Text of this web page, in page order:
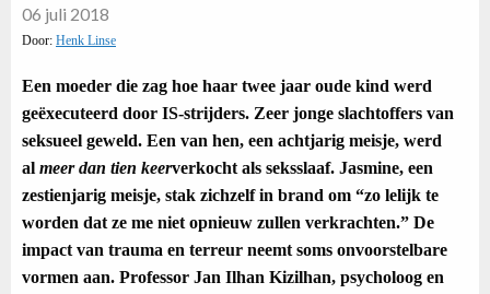
06 juli 2018
Door: Henk Linse
Een moeder die zag hoe haar twee jaar oude kind werd
geëxecuteerd door IS-strijders. Zeer jonge slachtoffers van
seksueel geweld. Een van hen, een achtjarig meisje, werd
al meer dan tien keerverkocht als seksslaaf. Jasmine, een
zestienjarig meisje, stak zichzelf in brand om “zo lelijk te
worden dat ze me niet opnieuw zullen verkrachten.” De
impact van trauma en terreur neemt soms onvoorstelbare
vormen aan. Professor Jan Ilhan Kizilhan, psycholoog en